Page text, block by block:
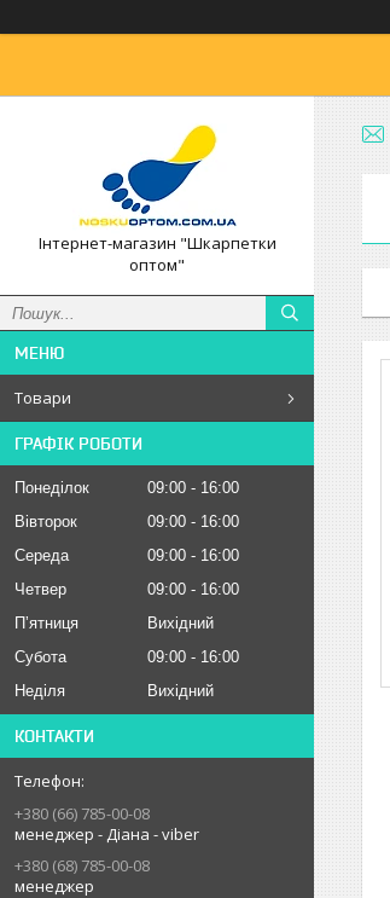
Інтернет-магазин "Шкарпетки
оптом"
Товари
ГРАФІК РОБОТИ
Понеділок 09:00
16:00
Вівторок
09:00
16:00
Середа
09:00
16:00
Четвер
09:00
16:00
Пʼятниця
Вихідний
Субота
09:00
16:00
Неділя
Вихідний
КОНТАКТИ
+380 (66) 785-00-08
менеджер - Діана - viber
+380 (68) 785-00-08
менеджер